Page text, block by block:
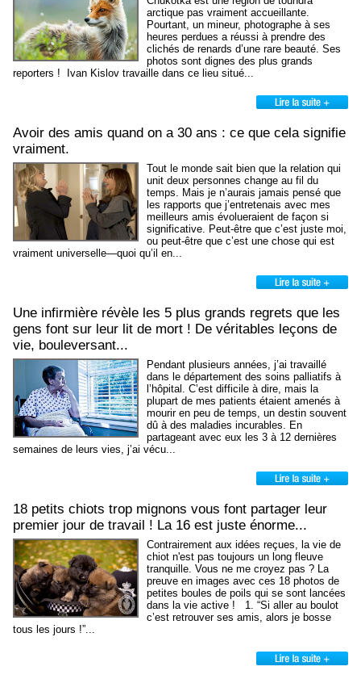
arctique pas vraiment accueillante.
Pourtant, un mineur, photographe à ses
heures perdues a réussi à prendre des
clichés de renards d’une rare beauté. Ses
photos sont dignes des plus grands
reporters ! Ivan Kislov travaille dans ce lieu situé...
Avoir des amis quand on a 30 ans : ce que cela signifie
vraiment.
Tout le monde sait bien que la relation qui
unit deux personnes change au fil du
temps. Mais je n’aurais jamais pensé que
les rapports que j’entretenais avec mes
meilleurs amis évolueraient de façon si
significative. Peut-être que c’est juste moi,
ou peut-être que c’est une chose qui est
vraiment universelle—quoi qu’il en...
Une infirmière révèle les 5 plus grands regrets que les
gens font sur leur lit de mort ! De véritables leçons de
vie, bouleversant...
Pendant plusieurs années, j’ai travaillé
dans le département des soins palliatifs à
l’hôpital. C’est difficile à dire, mais la
plupart de mes patients étaient amenés à
mourir en peu de temps, un destin souvent
dû à des maladies incurables. En
partageant avec eux les 3 à 12 dernières
semaines de leurs vies, j’ai vécu...
18 petits chiots trop mignons vous font partager leur
premier jour de travail ! La 16 est juste énorme...
Contrairement aux idées reçues, la vie de
chiot n'est pas toujours un long fleuve
tranquille. Vous ne me croyez pas ? La
preuve en images avec ces 18 photos de
petites boules de poils qui se sont lancées
dans la vie active ! 1. “Si aller au boulot
c’est retrouver ses amis, alors je bosse
tous les jours !”...